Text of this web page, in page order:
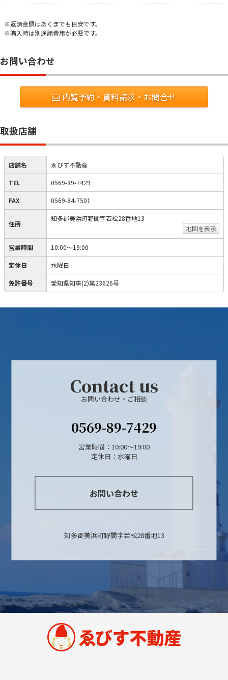
※返済金額はあくまでも目安です。
※購入時は別途諸費用が必要です。
お問い合わせ
内覧予約・資料請求・お問合せ
取扱店舗
店舗名 ゑびす不動産
TEL 0569-89-7429
FAX 0569-84-7501
住所
知多郡美浜町野間字若松28番地13
地図を表示
営業時間 10:00〜19:00
定休日 水曜日
免許番号 愛知県知事(2)第23626号
Contact us
お問い合わせ・ご相談
0569-89-7429
営業時間：10:00〜19:00
定休日：水曜日
お問い合わせ
知多郡美浜町野間字若松28番地13